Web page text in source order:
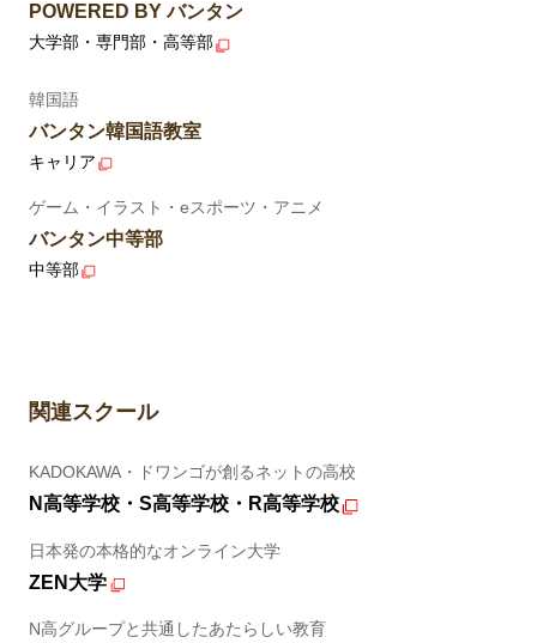
POWERED BY バンタン
大学部・専門部・高等部
韓国語
バンタン韓国語教室
キャリア
ゲーム・イラスト・eスポーツ・アニメ
バンタン中等部
中等部
関連スクール
KADOKAWA・ドワンゴが創るネットの高校
N高等学校・S高等学校・R高等学校
日本発の本格的なオンライン大学
ZEN大学
N高グループと共通したあたらしい教育